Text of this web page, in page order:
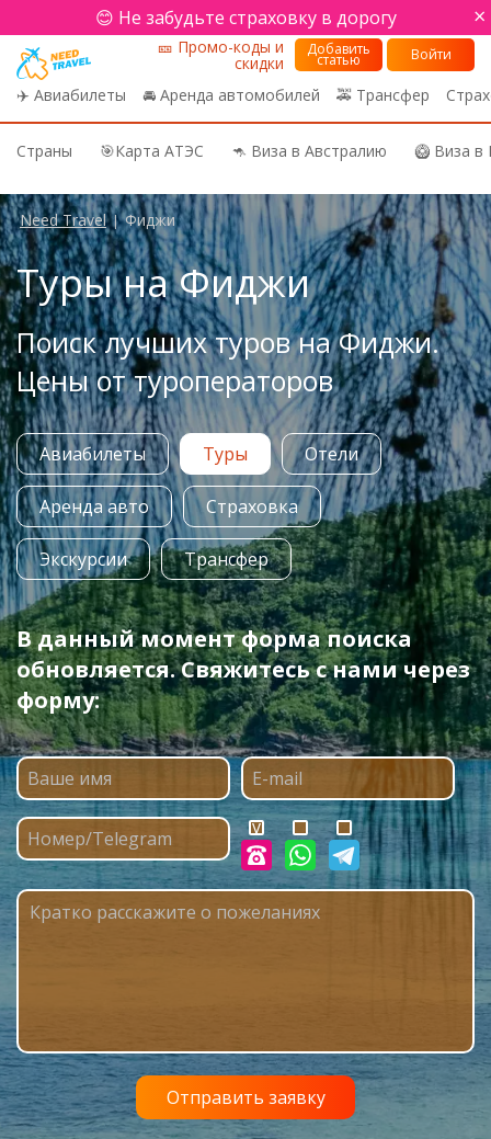
😊 Не забудьте страховку в дорогу ×
✈️ Авиабилеты 🚘 Аренда автомобилей 🚕 Трансфер
🎫 Промо-коды и
скидки
Добавить
статью Войти
Страны 🎯Карта АТЭС 🦘 Виза в Австралию 🥝 Виза
Need Travel | Фиджи
Туры на Фиджи
Поиск лучших туров на Фиджи.
Цены от туроператоров
Авиабилеты Туры Отели
Аренда авто Страховка
Экскурсии Трансфер
В данный момент форма поиска
обновляется. Свяжитесь с нами через
форму: